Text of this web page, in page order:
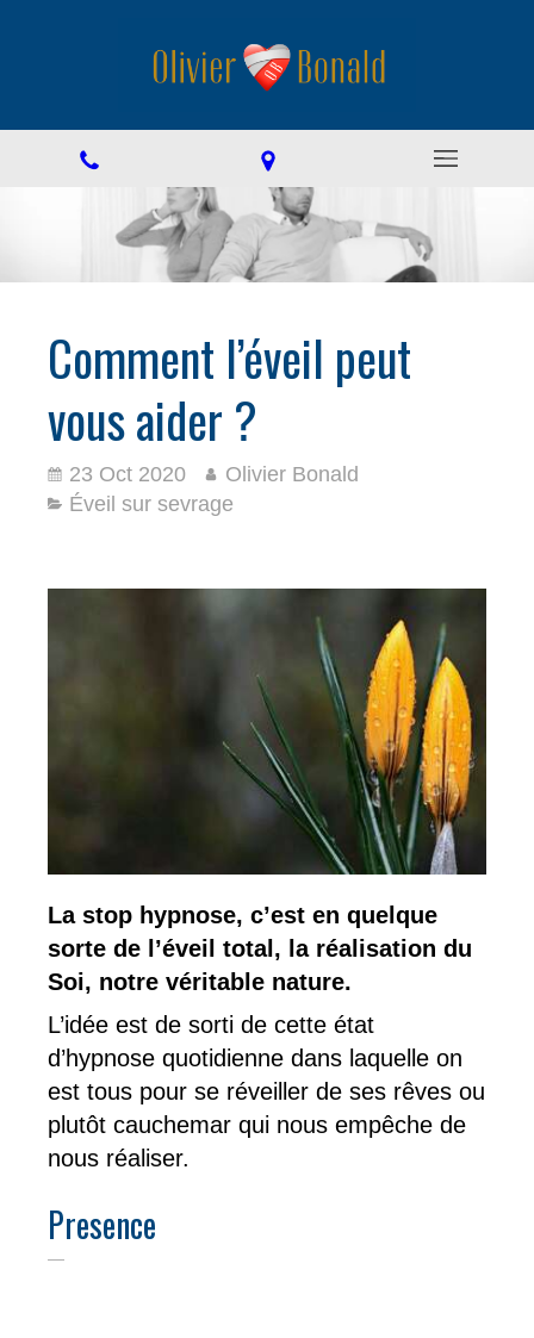
Comment l’éveil peut
vous aider ?
23 Oct 2020
Olivier Bonald
Éveil sur sevrage
La stop hypnose, c’est en quelque
sorte de l’éveil total, la réalisation du
Soi, notre véritable nature.
L’idée est de sorti de cette état
d’hypnose quotidienne dans laquelle on
est tous pour se réveiller de ses rêves ou
plutôt cauchemar qui nous empêche de
nous réaliser.
Presence